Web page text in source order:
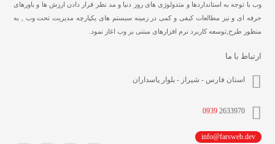
وب با توجه به استانداردها و متدولوژی های روز دنیا و مد نظر قرار دادن ارزش ها و باورهای
حرفه ای و نیز مطالعات کیفی و کمی در زمینه سیستم های یکپارچه مدیریت تحت وب , به
منظور طرح,توسعه کاربرد نرم افزارهای مبتنی بر وب اغاز نمود.
ارتباط با ما
استان فارس - شیراز - بلوار پاسداران
0939 2633970
info@farsweb.dev